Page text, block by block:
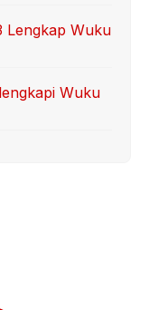
Lengkap Wuku
Wuku